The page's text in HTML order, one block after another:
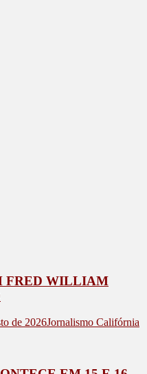
FRED WILLIAM
de 2026Jornalismo Califórnia